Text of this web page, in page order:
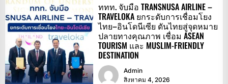
ททท. จับมือ TRANSNUSA AIRLINE –
TRAVELOKA ยกระดับการเชื่อมโยง
ไทย–อินโดนีเซีย ดันไทยสู่จุดหมาย
ปลายทางคุณภาพ เชื่อม ASEAN
TOURISM และ MUSLIM-FRIENDLY
DESTINATION
Admin
สิงหาคม 4, 2026